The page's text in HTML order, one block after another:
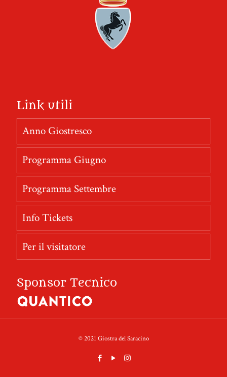
Link utili
Anno Giostresco
Programma Giugno
Programma Settembre
Info Tickets
Per il visitatore
Sponsor Tecnico
© 2021 Giostra del Saracino